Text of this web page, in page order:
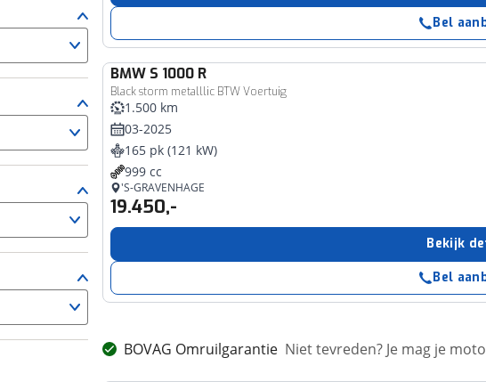
Bel
BMW S 1000 R
Black storm metalllic BTW Voertuig
1.500 km
03-2025
165 pk (121 kW)
999 cc
'S-GRAVENHAGE
19.450,-
Bekijk
Bel
BOVAG Omruilgarantie Niet tevreden? Je mag je